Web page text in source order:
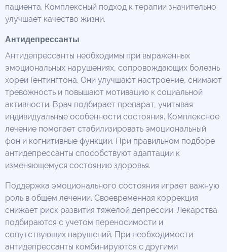
пациента. Комплексный подход к терапии значительно
улучшает качество жизни.
Антидепрессанты
Антидепрессанты необходимы при выраженных
эмоциональных нарушениях, сопровождающих болезнь
хореи Гентингтона. Они улучшают настроение, снимают
тревожность и повышают мотивацию к социальной
активности. Врач подбирает препарат, учитывая
индивидуальные особенности состояния. Комплексное
лечение помогает стабилизировать эмоциональный
фон и когнитивные функции. При правильном подборе
антидепрессанты способствуют адаптации к
изменяющемуся состоянию здоровья.
Поддержка эмоционального состояния играет важную
роль в общем лечении. Своевременная коррекция
снижает риск развития тяжелой депрессии. Лекарства
подбираются с учетом переносимости и
сопутствующих нарушений. При необходимости
антидепрессанты комбинируются с другими